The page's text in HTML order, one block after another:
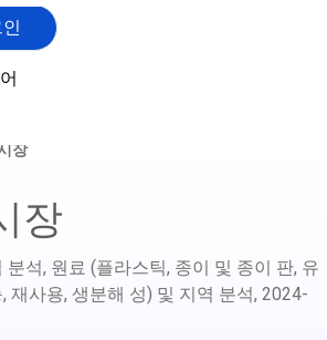
장
장
석, 원료 (플라스틱, 종이 및 종이 판, 유
재사용, 생분해 성) 및 지역 분석, 2024-